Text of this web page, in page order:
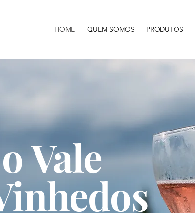
HOME QUEM SOMOS PRODUTOS
Vale